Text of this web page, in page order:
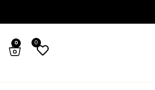
0
0